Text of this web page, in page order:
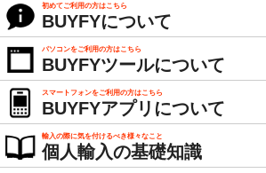
初めてご利用の方はこちら
BUYFYについて
パソコンをご利用の方はこちら
BUYFYツールについて
スマートフォンをご利用の方はこちら
BUYFYアプリについて
輸入の際に気を付けるべき様々なこと
個人輸入の基礎知識